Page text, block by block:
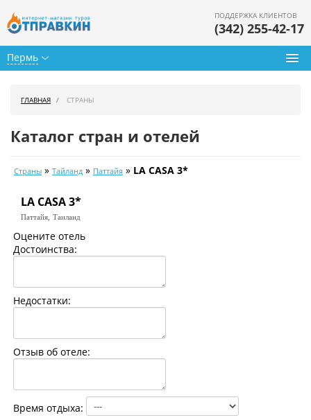
Пермь
ПОДДЕРЖКА КЛИЕНТОВ
(342) 255-42-17
Календарь туров
Цены дня
Страны
ГЛАВНАЯ СТРАНЫ
Каталог стран и отелей
Страны » Тайланд » Паттайя » LA CASA 3*
LA CASA 3*
Паттайя, Таиланд
Оцените отель
Достоинства:
Недостатки:
Отзыв об отеле:
Время отдыха: